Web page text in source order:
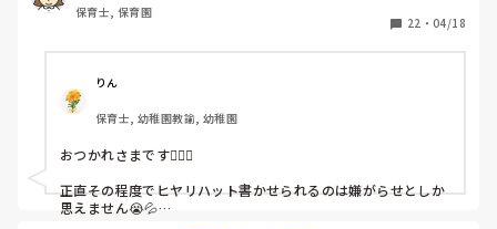
しかも、上司に↑この内容でも
ちゃんと考えて対策を練って書き込むようにと。
呼ばれて一緒に対策を考えさせられること多数
これだけで30〜40分拘束されて辛いです
皆さんの園はどうですか?
保育士, 保育園
22 ・ 04/18
りん
保育士, 幼稚園教諭, 幼稚園
おつかれさまです🙇🏻‍♀️
正直その程度でヒヤリハット書かせられるのは嫌がらせとしか
思えません😭💦